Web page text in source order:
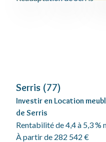
Serris (77)
Investir en Location
de Serris
Rentabilité de 4,4 à 5,3 %
À partir de 282 542 €